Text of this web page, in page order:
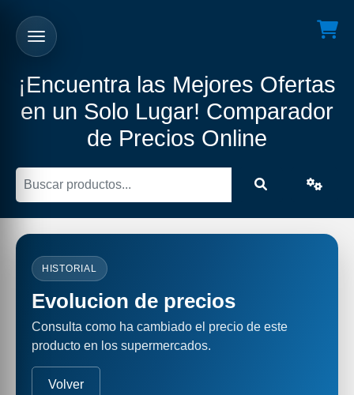
¡Encuentra las Mejores Ofertas
en un Solo Lugar! Comparador
de Precios Online
HISTORIAL
Evolucion de precios
Consulta como ha cambiado el precio de este
producto en los supermercados.
Volver